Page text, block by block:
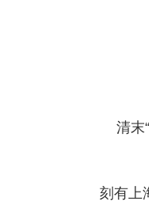
清末
刻有上